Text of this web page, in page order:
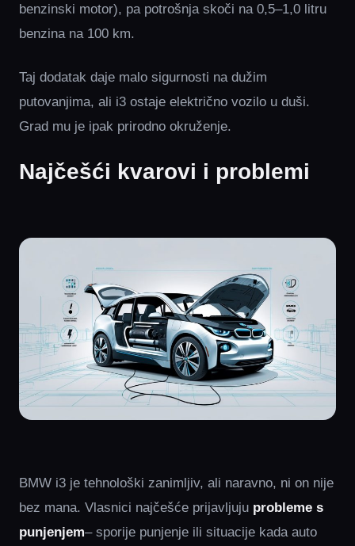
benzinski motor), pa potrošnja skoči na 0,5–1,0 litru
benzina na 100 km.
Taj dodatak daje malo sigurnosti na dužim
putovanjima, ali i3 ostaje električno vozilo u duši.
Grad mu je ipak prirodno okruženje.
Najčešći kvarovi i problemi
BMW i3 je tehnološki zanimljiv, ali naravno, ni on nije
bez mana. Vlasnici najčešće prijavljuju probleme s
punjenjem– sporije punjenje ili situacije kada auto